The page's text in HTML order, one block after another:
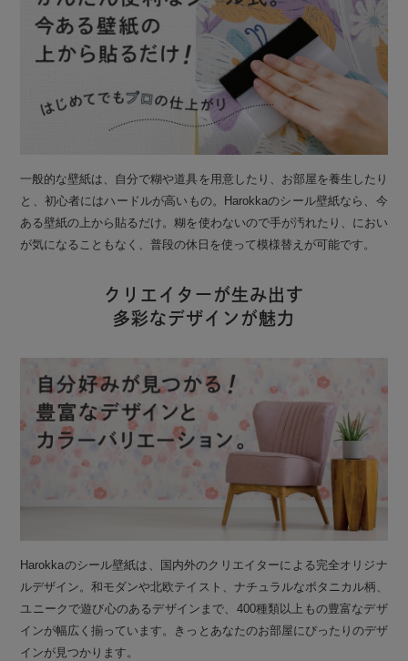
一般的な壁紙は、自分で糊や道具を用意したり、お部屋を養生したり
と、初心者にはハードルが高いもの。Harokkaのシール壁紙なら、今
ある壁紙の上から貼るだけ。糊を使わないので手が汚れたり、におい
が気になることもなく、普段の休日を使って模様替えが可能です。
クリエイターが生み出す
多彩なデザインが魅力
Harokkaのシール壁紙は、国内外のクリエイターによる完全オリジナ
ルデザイン。和モダンや北欧テイスト、ナチュラルなボタニカル柄、
ユニークで遊び心のあるデザインまで、400種類以上もの豊富なデザ
インが幅広く揃っています。きっとあなたのお部屋にぴったりのデザ
インが見つかります。